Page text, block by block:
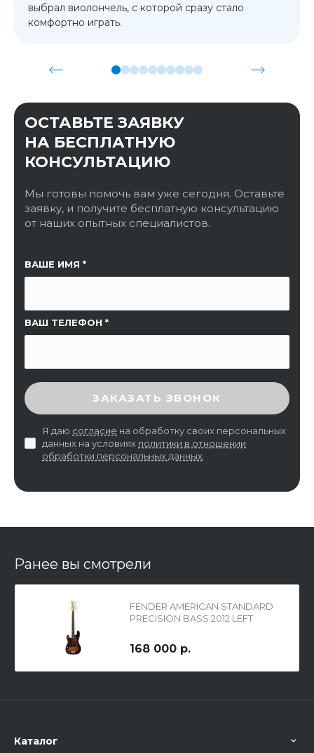
выбрал виолончель, с которой сразу стало
комфортно играть.
ОСТАВЬТЕ ЗАЯВКУ
НА БЕСПЛАТНУЮ
КОНСУЛЬТАЦИЮ
Мы готовы помочь вам уже сегодня. Оставьте
заявку, и получите бесплатную консультацию
от наших опытных специалистов.
ВАШЕ ИМЯ
ВАШ ТЕЛЕФОН
ССЫЛКА НА СТРАНИЦУ
ВВЕДИТЕ ПРОВЕРОЧНЫЙ КОД
ЗАКАЗАТЬ ЗВОНОК
Я даю согласие на обработку своих персональных
данных на условиях политики в отношении
обработки персональных данных
Ранее вы смотрели
FENDER AMERICAN STANDARD
PRECISION BASS 2012 LEFT
SUNBURST левосторонняя бас-
гитара с кейсом
168 000 р.
Каталог